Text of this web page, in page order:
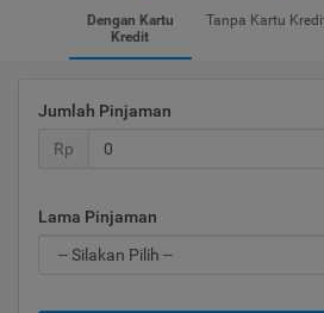
Dengan Kartu
Kredit
Tanpa Kartu
Jumlah Pinjaman
Rp
Lama Pinjaman